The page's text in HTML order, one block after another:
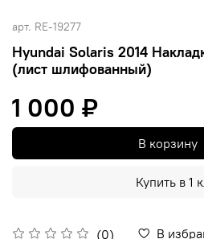
арт. RE-19277
Hyundai Solaris 2014
(лист шлифованный)
(0) В
1 000 ₽
В корзину
Купить в 1